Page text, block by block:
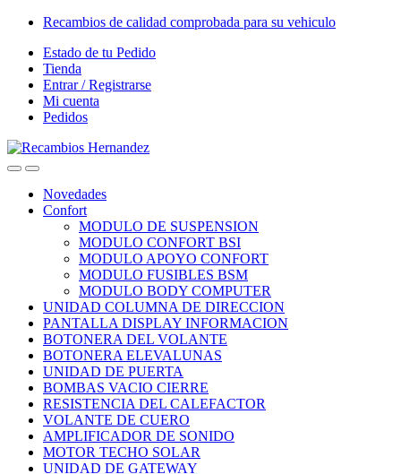
Skip
navigation
Skip
content
Recambios de calidad comprobada para su vehiculo
Estado de tu Pedido
Tienda
Entrar / Registrarse
Mi cuenta
Pedidos
OpenClose
Novedades
Confort
MODULO DE SUSPENSION
MODULO CONFORT BSI
MODULO APOYO CONFORT
MODULO FUSIBLES BSM
MODULO BODY COMPUTER
UNIDAD COLUMNA DE DIRECCION
PANTALLA DISPLAY INFORMACION
BOTONERA DEL VOLANTE
BOTONERA ELEVALUNAS
UNIDAD DE PUERTA
BOMBAS VACIO CIERRE
RESISTENCIA DEL CALEFACTOR
VOLANTE DE CUERO
AMPLIFICADOR DE SONIDO
MOTOR TECHO SOLAR
UNIDAD DE GATEWAY